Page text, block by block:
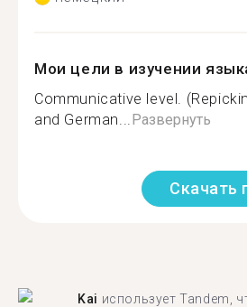
Мои цели в изучении
Communicative level.
and German...Развернуть
Скачать
Kai использует Tandem,